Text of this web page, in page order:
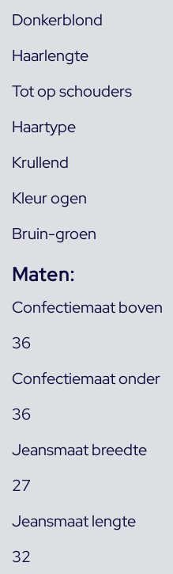
Donkerblond
Haarlengte
Tot op schouders
Haartype
Krullend
Kleur ogen
Bruin-groen
Maten:
Confectiemaat boven
36
Confectiemaat onder
36
Jeansmaat breedte
27
Jeansmaat lengte
32